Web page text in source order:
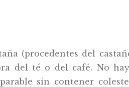
(procedentes del
del té o del café. No
sin contener